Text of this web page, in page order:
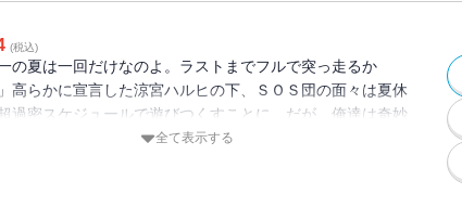
(税込)
一の夏は一回だけなのよ。ラストまでフルで突っ走るか
高らかに宣言した涼宮ハルヒの下、ＳＯＳ団の面々は夏休
過密スケジュールで遊びつくすことに。だが、俺達は奇妙
視感を感じていた。どうやらハルヒが夏休みに何かをやり残
全て表示する